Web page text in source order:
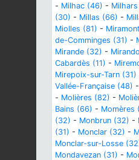
- Milhac (46) -
(30) - Millas (66) -
Miolles (81) -
de-Comminges (31) -
Mirande (32) -
Cabardès (11) -
Mirepoix-sur-Tarn (31)
Vallée-Française (48) -
- Molières (82) -
Bains (66) - Momères
(32) - Monbrun (32) -
(31) - Monclar (32) -
Monclar-sur-Losse
Mondavezan (31) -